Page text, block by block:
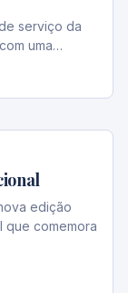
serviço da
uma…
edição
que comemora